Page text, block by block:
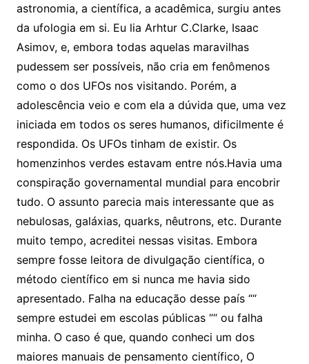
astronomia, a científica, a acadêmica, surgiu antes
da ufologia em si. Eu lia Arhtur C.Clarke, Isaac
Asimov, e, embora todas aquelas maravilhas
pudessem ser possíveis, não cria em fenômenos
como o dos UFOs nos visitando. Porém, a
adolescência veio e com ela a dúvida que, uma vez
iniciada em todos os seres humanos, dificilmente é
respondida. Os UFOs tinham de existir. Os
homenzinhos verdes estavam entre nós.Havia uma
conspiração governamental mundial para encobrir
tudo. O assunto parecia mais interessante que as
nebulosas, galáxias, quarks, nêutrons, etc. Durante
muito tempo, acreditei nessas visitas. Embora
sempre fosse leitora de divulgação científica, o
método científico em si nunca me havia sido
apresentado. Falha na educação desse país ““
sempre estudei em escolas públicas ““ ou falha
minha. O caso é que, quando conheci um dos
maiores manuais de pensamento científico, O